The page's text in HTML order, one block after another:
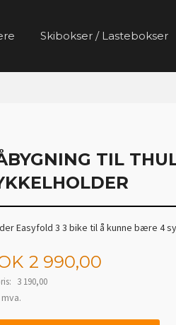
Skibokser / Lastebokser
TIL
Easyfold 3 3 bike til å kunne bære 4
2 990,00
3 190,00